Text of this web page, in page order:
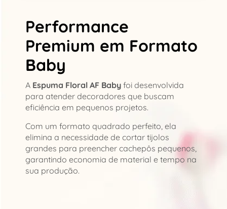
Performance
Premium em Formato
Baby
A Espuma Floral AF Baby foi desenvolvida
para atender decoradores que buscam
eficiência em pequenos projetos.
Com um formato quadrado perfeito, ela
elimina a necessidade de cortar tijolos
grandes para preencher cachepôs pequenos,
garantindo economia de material e tempo na
sua produção.